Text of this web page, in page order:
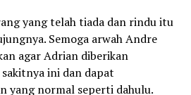
yang telah tiada dan rindu itu
Semoga arwah Andre
agar Adrian diberikan
ini dan dapat
yang normal seperti dahulu.